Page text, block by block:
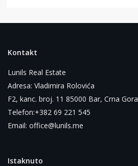
Kontakt
Lunils Real Estate
Adresa: Vladimira Rolovića
F2, kanc. broj. 11 85000 Bar, Crna Gora
Telefon:+382 69 221 545
Email: office@lunils.me
Istaknuto